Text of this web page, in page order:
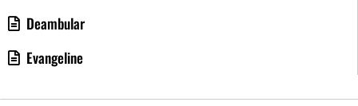
Deambular
Evangeline